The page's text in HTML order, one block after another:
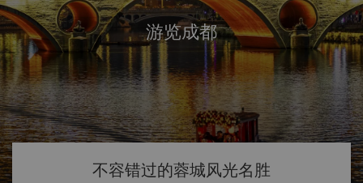
游览成都
不容错过的蓉城风光名胜